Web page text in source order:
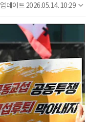
업데이트 2026.05.14. 10:29